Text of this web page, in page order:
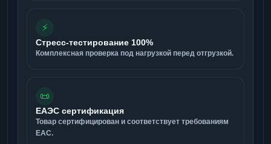
⚡
Стресс-тестирование 100%
Комплексная проверка под нагрузкой перед отгрузкой.
📜
ЕАЭС сертификация
Товар сертифицирован и соответствует требованиям
ЕАС.